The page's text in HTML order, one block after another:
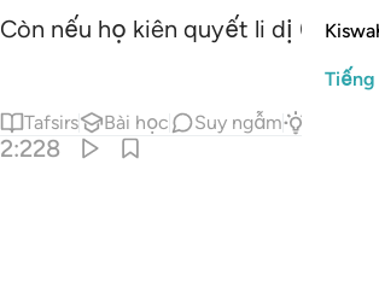
Còn nếu họ kiên quyết li dị (vợ)
Tafsirs Bài học Suy ngẫm
2:228